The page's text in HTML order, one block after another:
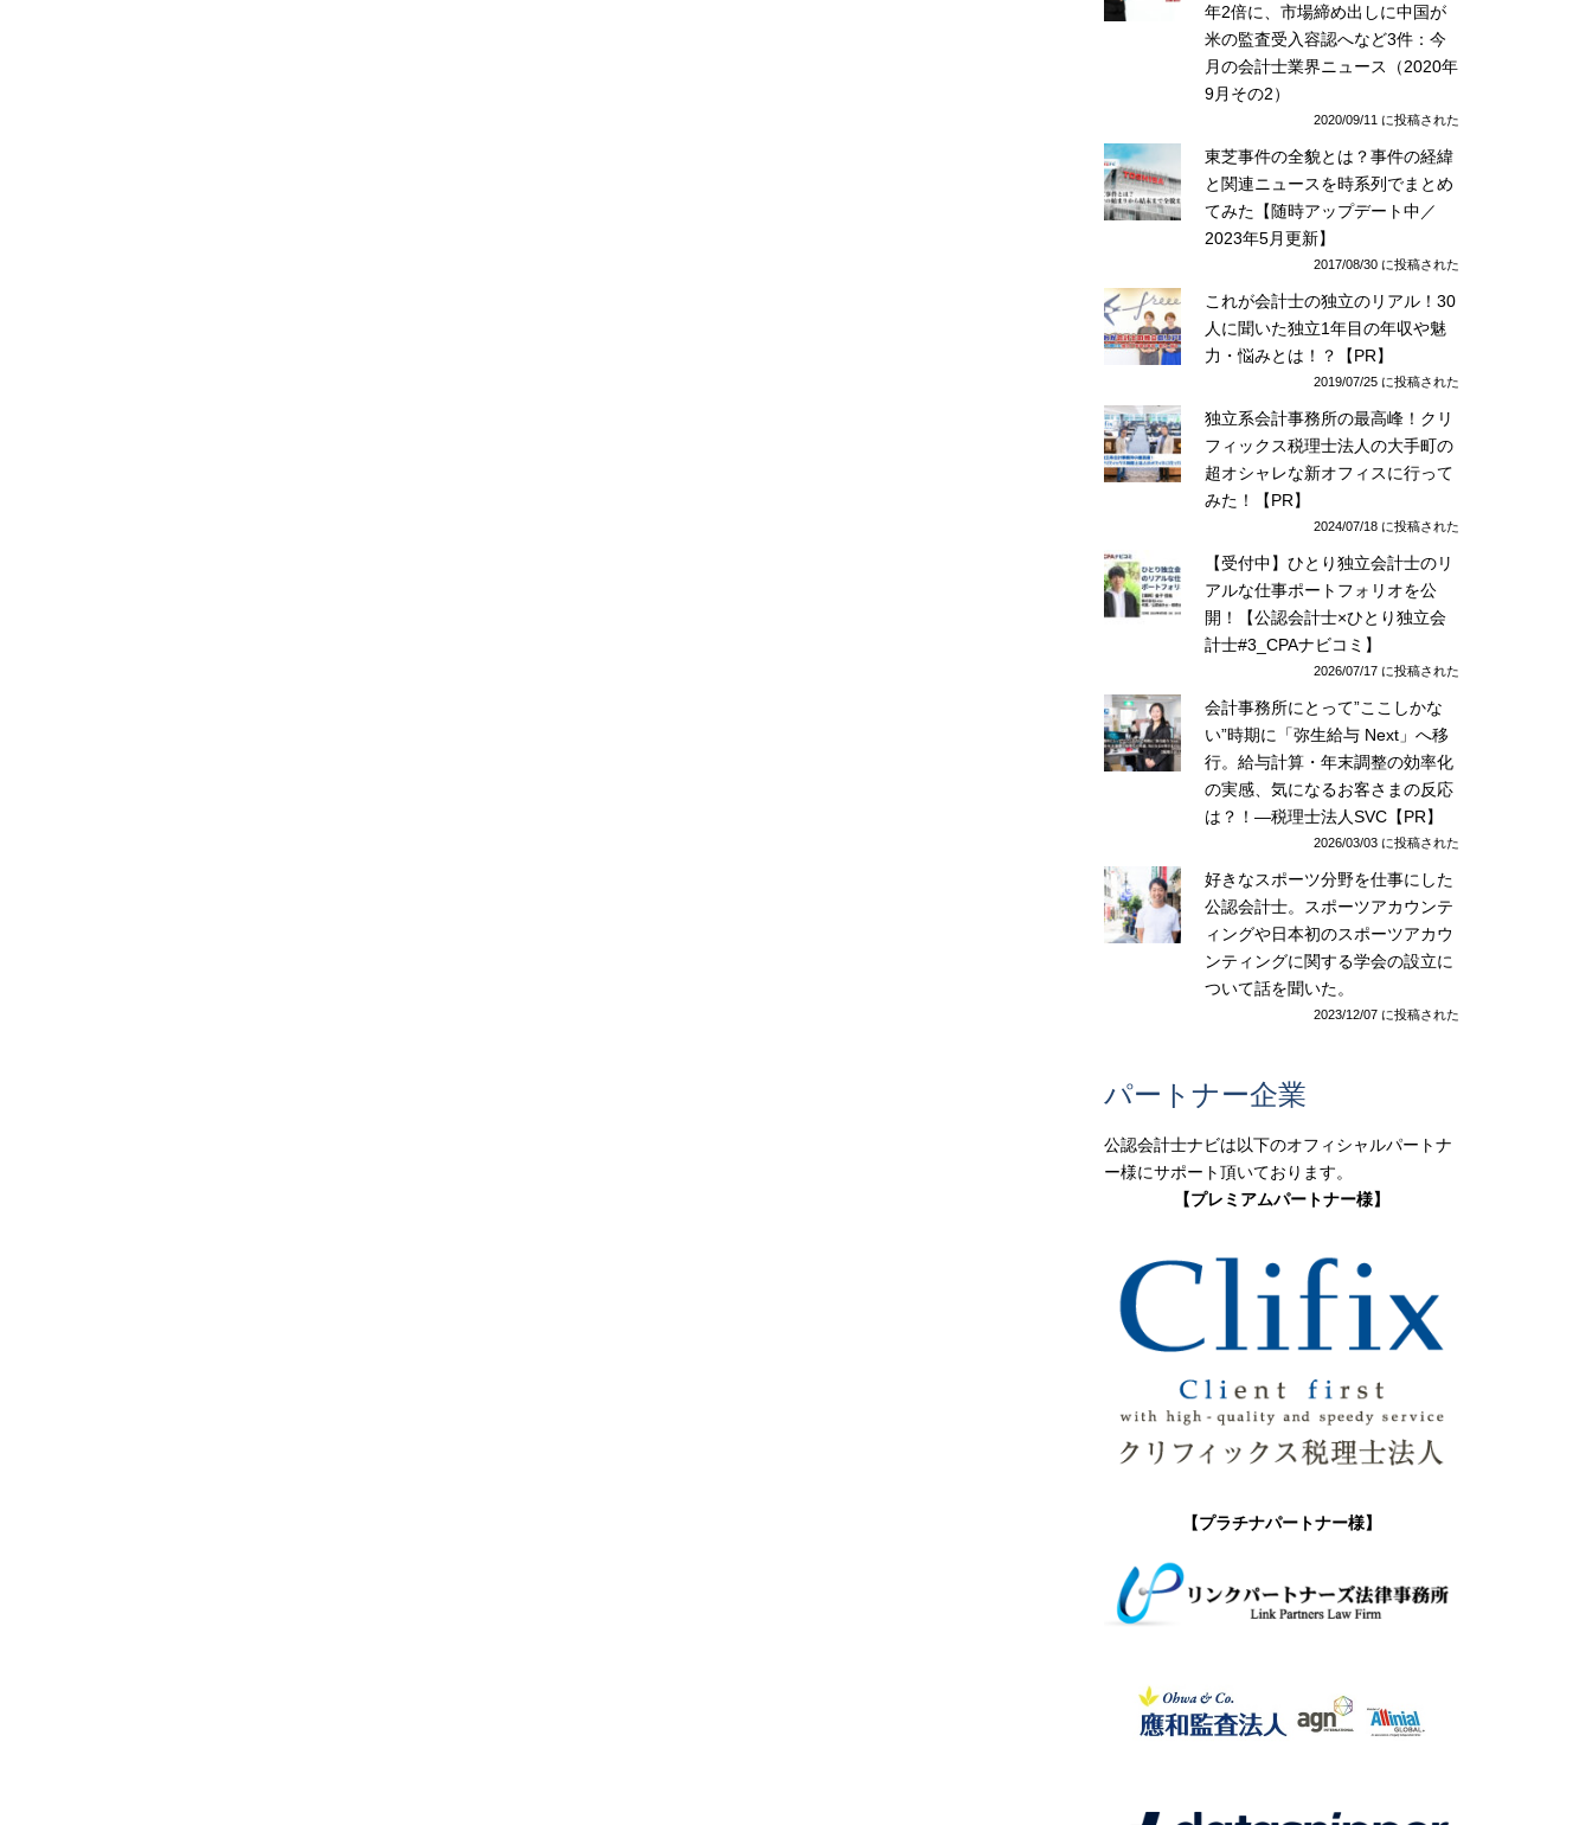
年2倍に、市場締め出しに中国が
米の監査受入容認へなど3件：今
月の会計士業界ニュース（2020年
9月その2）
2020/09/11 に投稿された
東芝事件の全貌とは？事件の経緯
と関連ニュースを時系列でまとめ
てみた【随時アップデート中／
2023年5月更新】
2017/08/30 に投稿された
これが会計士の独立のリアル！30
人に聞いた独立1年目の年収や魅
力・悩みとは！？【PR】
2019/07/25 に投稿された
独立系会計事務所の最高峰！クリ
フィックス税理士法人の大手町の
超オシャレな新オフィスに行って
みた！【PR】
2024/07/18 に投稿された
【受付中】ひとり独立会計士のリ
アルな仕事ポートフォリオを公
開！【公認会計士×ひとり独立会
計士#3_CPAナビコミ】
2026/07/17 に投稿された
会計事務所にとって”ここしかな
い”時期に「弥生給与 Next」へ移
行。給与計算・年末調整の効率化
の実感、気になるお客さまの反応
は？！―税理士法人SVC【PR】
2026/03/03 に投稿された
好きなスポーツ分野を仕事にした
公認会計士。スポーツアカウンテ
ィングや日本初のスポーツアカウ
ンティングに関する学会の設立に
ついて話を聞いた。
2023/12/07 に投稿された
パートナー企業
公認会計士ナビは以下のオフィシャルパートナ
ー様にサポート頂いております。
【プレミアムパートナー様】
【プラチナパートナー様】